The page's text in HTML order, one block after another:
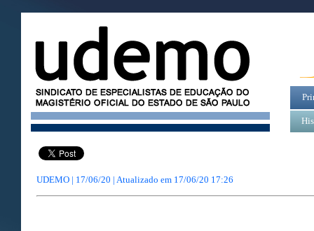
UDEMO | 17/06/20 | Atualizado em 17/06/20 17:26